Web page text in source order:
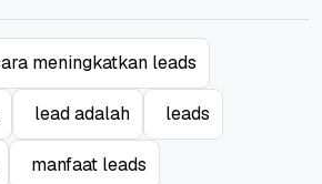
meningkatkan leads
lead adalah leads
manfaat leads